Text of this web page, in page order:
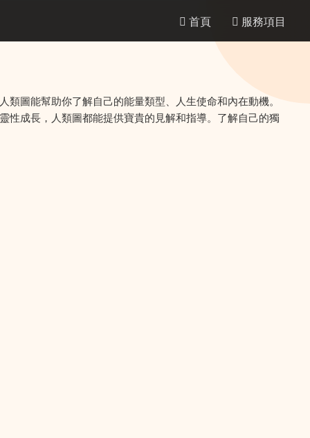
首頁 服務項目
圖能幫助你了解自己的能量類型、人生使命和內在動機。
性成長，人類圖都能提供寶貴的見解和指導。了解自己的獨